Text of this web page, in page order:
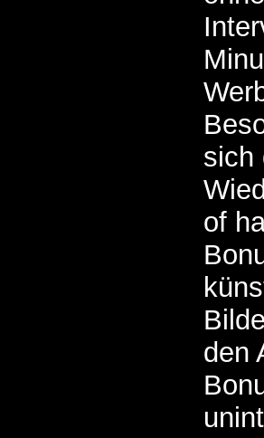
sich
of
den